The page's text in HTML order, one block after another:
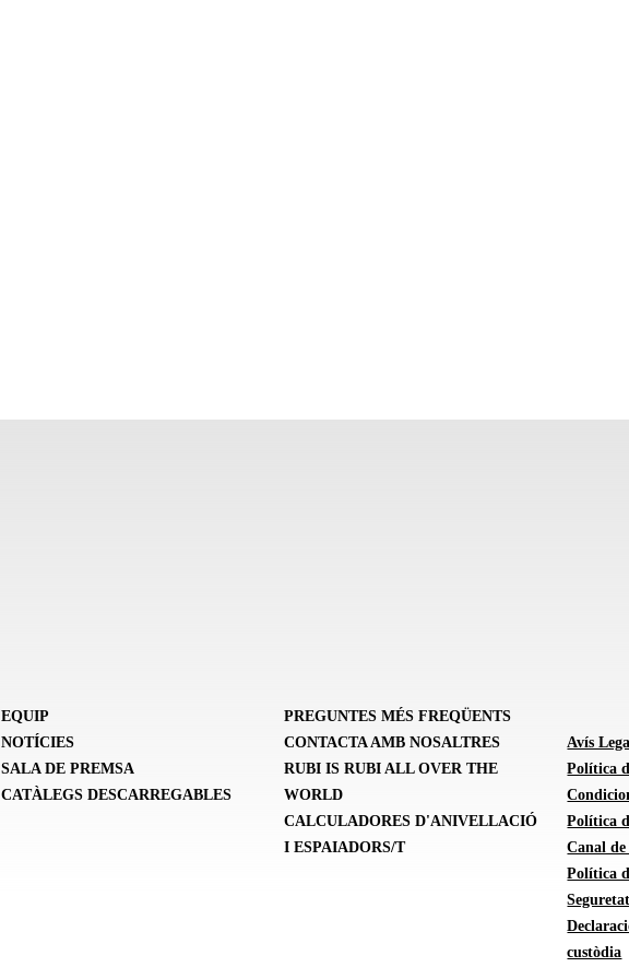
EQUIP
NOTÍCIES
SALA DE PREMSA
CATÀLEGS DESCARREGABLES
PREGUNTES MÉS FREQÜENTS
CONTACTA AMB NOSALTRES
RUBI IS RUBI ALL OVER THE
WORLD
CALCULADORES D'ANIVELLACIÓ
I ESPAIADORS/T
Avís
Política
Política
Canal de
Política
custòdia